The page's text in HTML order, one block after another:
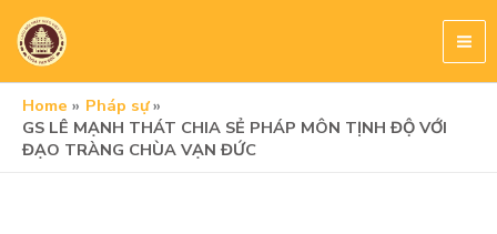
content
Home
Pháp sự
GS LÊ MẠNH THÁT CHIA SẺ PHÁP MÔN TỊNH ĐỘ VỚI
ĐẠO TRÀNG CHÙA VẠN ĐỨC